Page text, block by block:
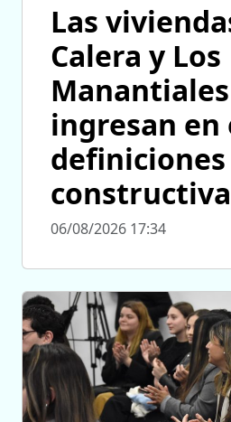
Las
Calera y Los
Manantiales
ingresan en
definiciones
06/08/2026 17:34